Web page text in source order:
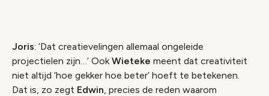
Joris: ‘Dat creatievelingen allemaal ongeleide
projectielen zijn…’ OokWieteke meent dat creativiteit
niet altijd ‘hoe gekker hoe beter’ hoeft te betekenen.
Dat is, zo zegt Edwin, precies de reden waarom